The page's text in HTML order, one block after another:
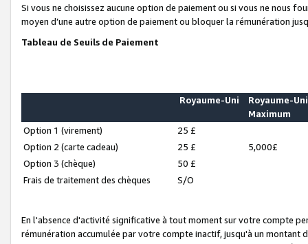
Si vous ne choisissez aucune option de paiement ou si vous ne nous
moyen d’une autre option de paiement ou bloquer la rémunération
Tableau de Seuils de Paiement
Royaume-Uni
Royaume-Uni
Maximum
Option 1 (virement)
25 £
Option 2 (carte cadeau)
25 £
5,000£
Option 3 (chèque)
50 £
Frais de traitement des chèques
S/O
En l'absence d'activité significative à tout moment sur votre compte
rémunération accumulée par votre compte inactif, jusqu'à un montant